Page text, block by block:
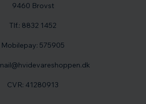
9460 Brovst
Tlf.: 8832 1452
Mobilepay: 575905
CVR: 41280913